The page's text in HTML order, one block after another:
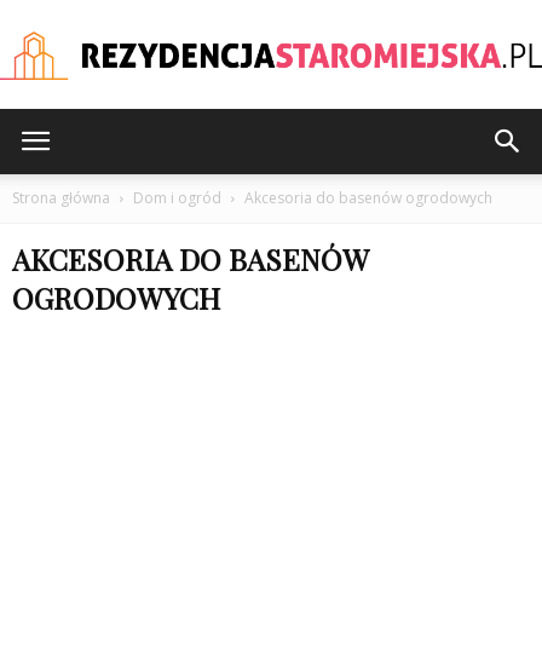
Strona główna Dom i ogród Akcesoria do basenów ogrodowych
AKCESORIA DO BASENÓW
OGRODOWYCH